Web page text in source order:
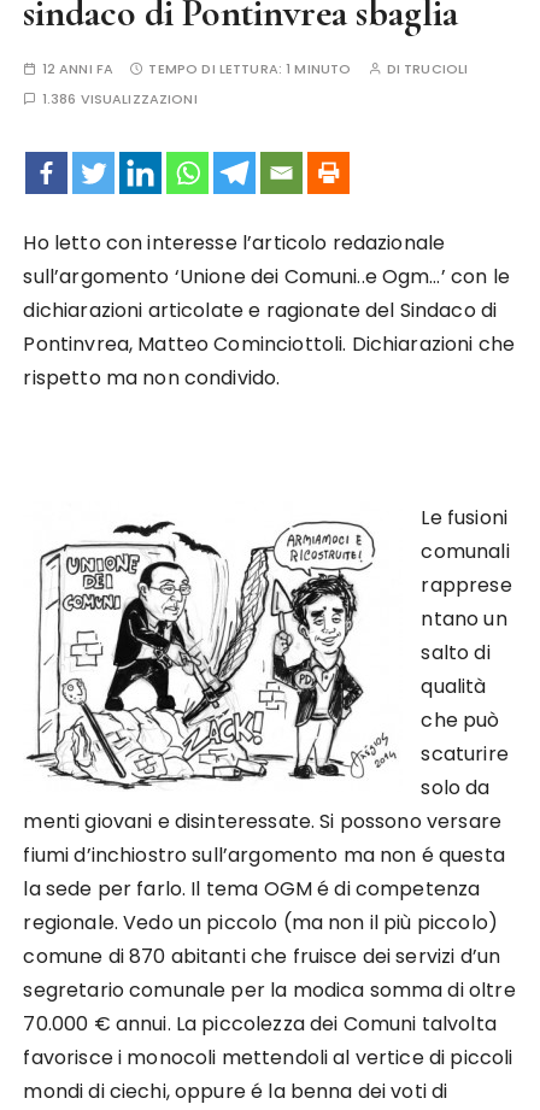
sindaco di Pontinvrea sbaglia
12 ANNI FA TEMPO DI LETTURA:1 MINUTO DI TRUCIOLI
1.386 VISUALIZZAZIONI
Ho letto con interesse l’articolo redazionale
sull’argomento ‘Unione dei Comuni..e Ogm…’ con le
dichiarazioni articolate e ragionate del Sindaco di
Pontinvrea, Matteo Cominciottoli. Dichiarazioni che
rispetto ma non condivido.
Le fusioni
comunali
rapprese
ntano un
salto di
qualità
che può
scaturire
solo da
menti giovani e disinteressate. Si possono versare
fiumi d’inchiostro sull’argomento ma non é questa
la sede per farlo. Il tema OGM é di competenza
regionale. Vedo un piccolo (ma non il più piccolo)
comune di 870 abitanti che fruisce dei servizi d’un
segretario comunale per la modica somma di oltre
70.000 € annui. La piccolezza dei Comuni talvolta
favorisce i monocoli mettendoli al vertice di piccoli
mondi di ciechi, oppure é la benna dei voti di